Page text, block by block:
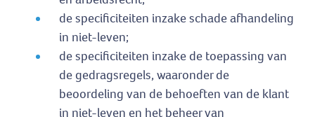
de specificiteiten inzake schade afhandeling
in niet-leven;
de specificiteiten inzake de toepassing van
de gedragsregels, waaronder de
beoordeling van de behoeften van de klant
in niet-leven en het beheer van